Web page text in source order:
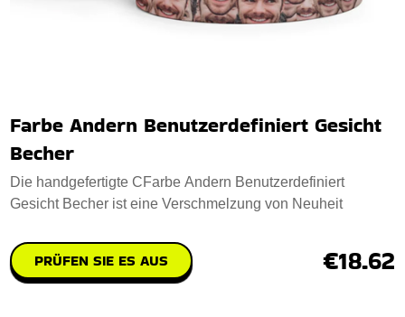
Farbe Andern Benutzerdefiniert Gesicht
Becher
Die handgefertigte CFarbe Andern Benutzerdefiniert
Gesicht Becher ist eine Verschmelzung von Neuheit
PRÜFEN SIE ES AUS €18.62